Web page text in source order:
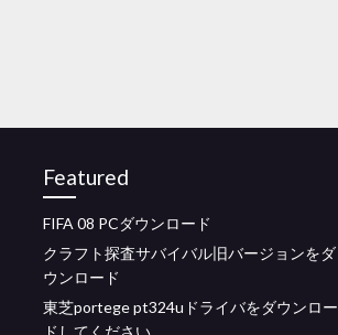
Featured
FIFA 08 PCダウンロード
クラフト探査サバイバル旧バージョンをダ
ウンロード
東芝portege pt324uドライバをダウンロー
ドしてください